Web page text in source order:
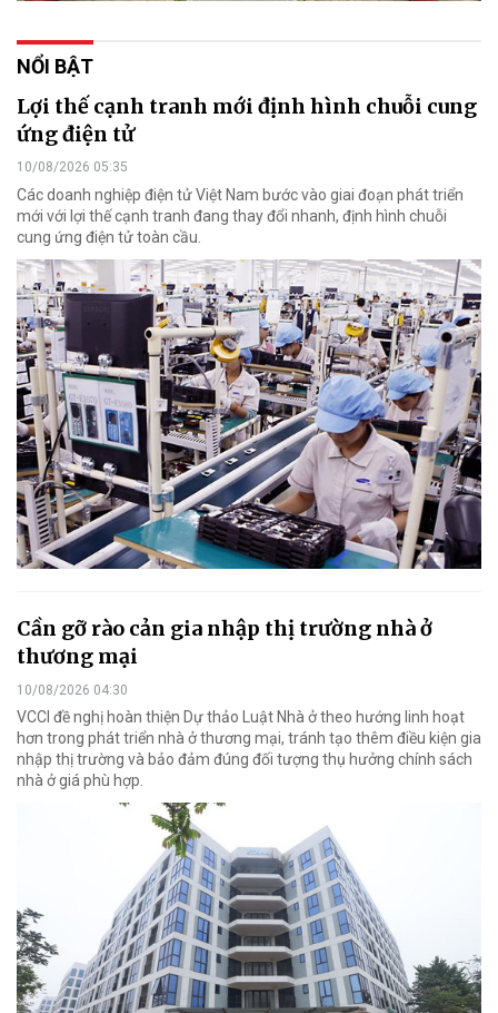
NỔI BẬT
Lợi thế cạnh tranh mới định hình chuỗi cung
ứng điện tử
10/08/2026 05:35
Các doanh nghiệp điện tử Việt Nam bước vào giai đoạn phát triển
mới với lợi thế cạnh tranh đang thay đổi nhanh, định hình chuỗi
cung ứng điện tử toàn cầu.
Cần gỡ rào cản gia nhập thị trường nhà ở
thương mại
10/08/2026 04:30
VCCI đề nghị hoàn thiện Dự thảo Luật Nhà ở theo hướng linh hoạt
hơn trong phát triển nhà ở thương mại, tránh tạo thêm điều kiện gia
nhập thị trường và bảo đảm đúng đối tượng thụ hưởng chính sách
nhà ở giá phù hợp.